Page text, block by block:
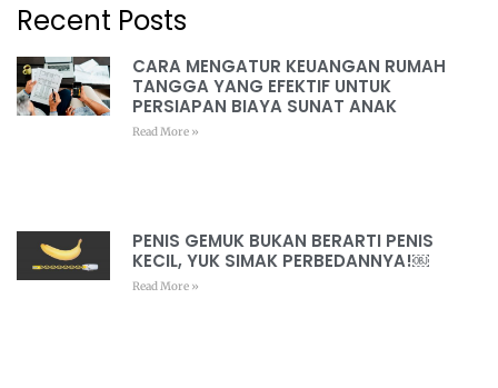
Recent Posts
CARA MENGATUR KEUANGAN RUMAH
TANGGA YANG EFEKTIF UNTUK
PERSIAPAN BIAYA SUNAT ANAK
Read More »
PENIS GEMUK BUKAN BERARTI PENIS
KECIL, YUK SIMAK PERBEDANNYA!￼
Read More »